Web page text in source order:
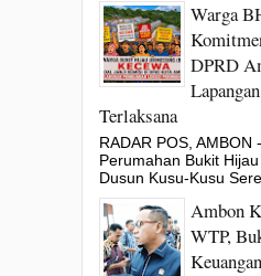
Warga
DPRD
Terlaksana
RADAR POS, AMBON
Perumahan Bukit
Dusun Kusu-Kusu
Ambon
WTP,